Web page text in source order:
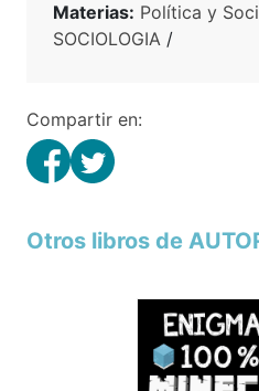
Materias: Política y
SOCIOLOGIA /
Compartir en:
Otros libros de